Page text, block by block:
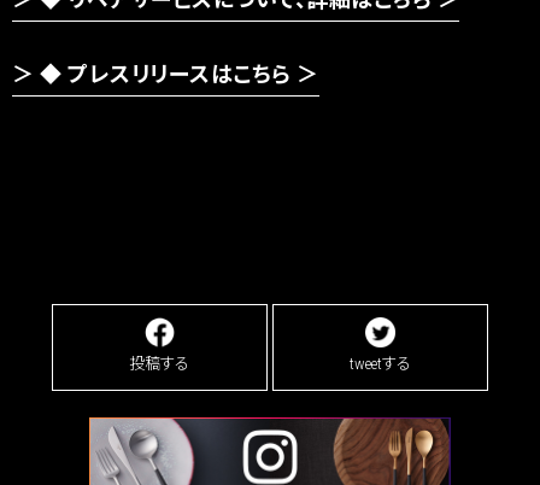
◆ プレスリリースはこちら ＞
投稿する tweetする